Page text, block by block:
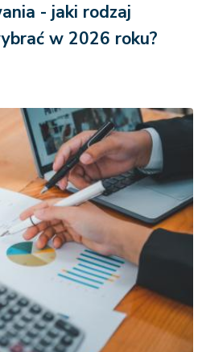
- jaki rodzaj
w 2026 roku?